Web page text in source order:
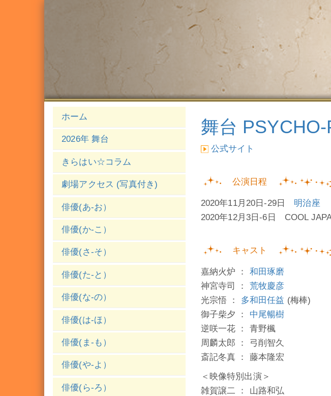
舞台
公式サイト
公演日程
2020年11月20日-29日 明治座
2020年12月3日-6日 COOL
キャスト
嘉納火炉 ： 和田琢磨
神宮寺司 ： 荒牧慶彦
光宗悟 ： 多和田任益 (梅棒)
御子柴夕 ： 中尾暢樹
逆咲一花 ： 青野楓
周麟太郎 ： 弓削智久
斎記冬真 ： 藤本隆宏
＜映像特別出演＞
雑賀譲二 ： 山路和弘
ホーム
2026年 舞台
きらはい☆コラム
劇場アクセス (写真付き)
俳優(あ-お）
俳優(か-こ）
俳優(さ-そ）
俳優(た-と）
俳優(な-の）
俳優(は-ほ）
俳優(ま-も）
俳優(や-よ）
俳優(ら-ろ）